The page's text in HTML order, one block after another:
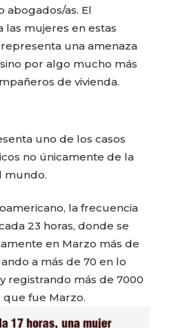
abogados/as. El
las mujeres en estas
una amenaza
por algo mucho más
de vivienda.
uno de los casos
no únicamente de la
mundo.
la frecuencia
23 horas, donde se
en Marzo más de
a más de 70 en lo
registrando más de 7000
fue Marzo.